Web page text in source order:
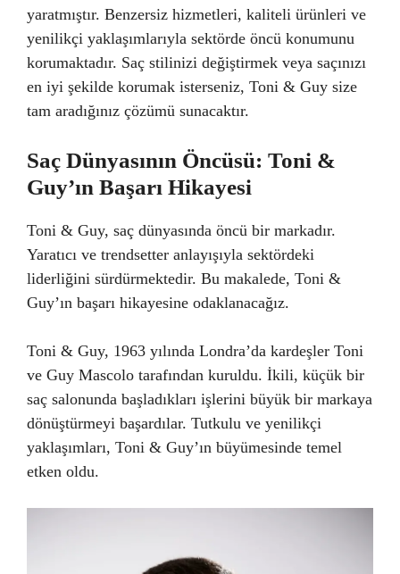
yaratmıştır. Benzersiz hizmetleri, kaliteli ürünleri ve
yenilikçi yaklaşımlarıyla sektörde öncü konumunu
korumaktadır. Saç stilinizi değiştirmek veya saçınızı
en iyi şekilde korumak isterseniz, Toni & Guy size
tam aradığınız çözümü sunacaktır.
Saç Dünyasının Öncüsü: Toni &
Guy’ın Başarı Hikayesi
Toni & Guy, saç dünyasında öncü bir markadır.
Yaratıcı ve trendsetter anlayışıyla sektördeki
liderliğini sürdürmektedir. Bu makalede, Toni &
Guy’ın başarı hikayesine odaklanacağız.
Toni & Guy, 1963 yılında Londra’da kardeşler Toni
ve Guy Mascolo tarafından kuruldu. İkili, küçük bir
saç salonunda başladıkları işlerini büyük bir markaya
dönüştürmeyi başardılar. Tutkulu ve yenilikçi
yaklaşımları, Toni & Guy’ın büyümesinde temel
etken oldu.